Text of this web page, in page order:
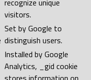
recognize unique
visitors.
Set by Google to
distinguish users.
Installed by Google
Analytics, _gid cookie